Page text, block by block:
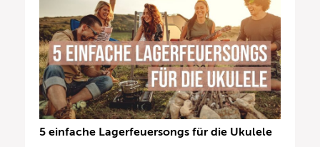
5 einfache Lagerfeuersongs für die Ukulele